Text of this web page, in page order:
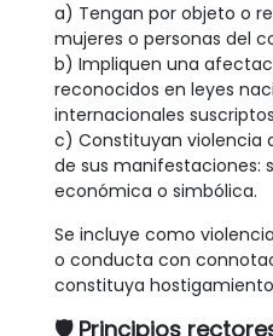
a) Tengan por objeto o
mujeres o personas del
b) Impliquen una
reconocidos en leyes
internacionales
c) Constituyan violencia
de sus manifestaciones:
económica o simbólica.
Se incluye como
o conducta con
constituya
🛡Principios